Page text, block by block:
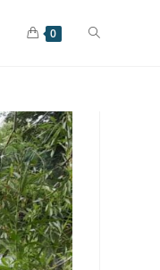
0